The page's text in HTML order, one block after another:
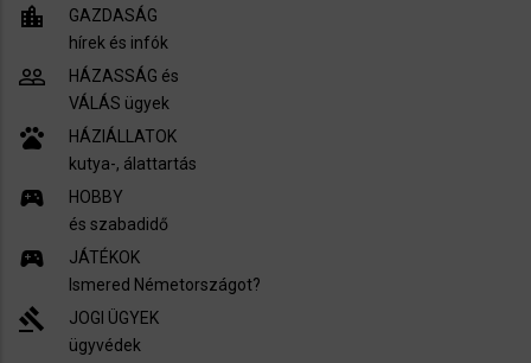
location_city
GAZDASÁG
hírek és infók
people_outline
HÁZASSÁG és
VÁLÁS ügyek
pets
HÁZIÁLLATOK
kutya-, álattartás
sports_esports
HOBBY
és szabadidő
sports_esports
JÁTÉKOK
Ismered Németországot?
gavel
JOGI ÜGYEK
ügyvédek